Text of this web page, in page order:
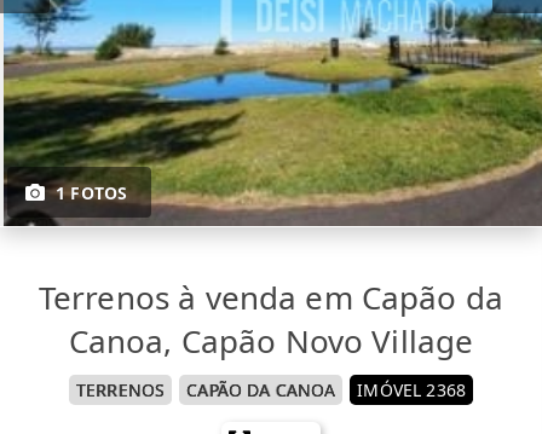
1 FOTOS
Terrenos à venda em Capão da
Canoa, Capão Novo Village
TERRENOS CAPÃO DA CANOA IMÓVEL 2368